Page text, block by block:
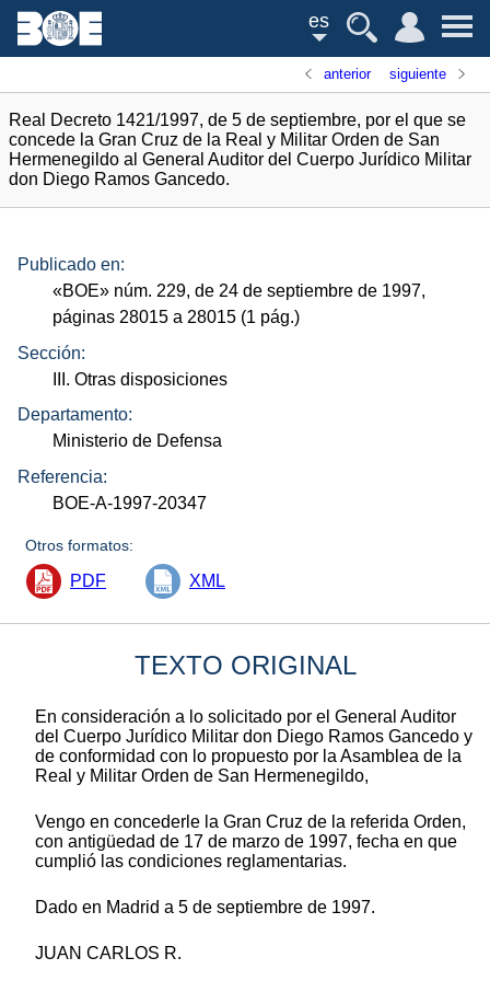
es
anterior siguiente
Real Decreto 1421/1997, de 5 de septiembre, por el que se
concede la Gran Cruz de la Real y Militar Orden de San
Hermenegildo al General Auditor del Cuerpo Jurídico Militar
don Diego Ramos Gancedo.
Publicado en:
«BOE» núm. 229, de 24 de septiembre de 1997,
páginas 28015 a 28015 (1 pág.)
Sección:
III. Otras disposiciones
Departamento:
Ministerio de Defensa
Referencia:
BOE-A-1997-20347
Otros formatos:
PDF XML
TEXTO ORIGINAL
En consideración a lo solicitado por el General Auditor
del Cuerpo Jurídico Militar don Diego Ramos Gancedo y
de conformidad con lo propuesto por la Asamblea de la
Real y Militar Orden de San Hermenegildo,
Vengo en concederle la Gran Cruz de la referida Orden,
con antigüedad de 17 de marzo de 1997, fecha en que
cumplió las condiciones reglamentarias.
Dado en Madrid a 5 de septiembre de 1997.
JUAN CARLOS R.